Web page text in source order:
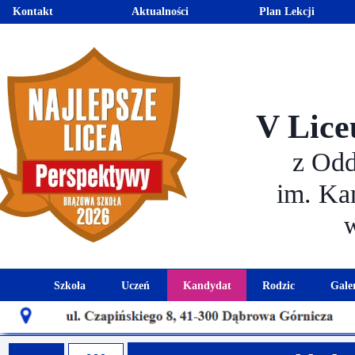
Rodzic
Harmonogram
Szkoła
Historia szkoły
Patron szkoły
Uczeń
Kalendarz roku szkolnego
Kandydat
Aktualności dla
V
z
im.
Plan Lekcji
Aktualności
Kontakt